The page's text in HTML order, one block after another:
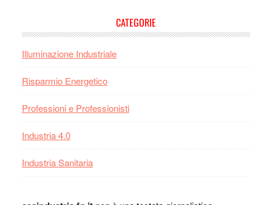
CATEGORIE
Illuminazione Industriale
Risparmio Energetico
Professioni e Professionisti
Industria 4.0
Industria Sanitaria